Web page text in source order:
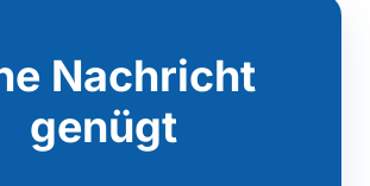
Nachricht
genügt